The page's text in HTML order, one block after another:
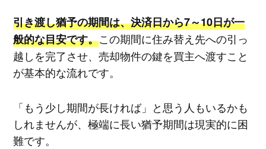
引き渡し猶予の期間は、決済日から7～10日が一
般的な目安です。この期間に住み替え先への引っ
越しを完了させ、売却物件の鍵を買主へ渡すこと
が基本的な流れです。
「もう少し期間が長ければ」と思う人もいるかも
しれませんが、極端に長い猶予期間は現実的に困
難です。